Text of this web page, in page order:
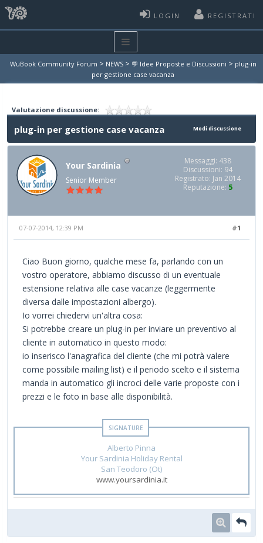
LOGIN REGISTRATI
WuBook Community Forum > NEWS > 💬 Idee Proposte e Discussioni > plug-in
per gestione case vacanza
Valutazione discussione:
Modi discussione
plug-in per gestione case vacanza
Your Sardinia
Senior Member
Messaggi: 438
Discussioni: 94
Registrato: Jan 2014
Reputazione: 5
#1
07-07-2014, 12:39 PM
Ciao Buon giorno, qualche mese fa, parlando con un
vostro operatore, abbiamo discusso di un eventuale
estensione relativa alle case vacanze (leggermente
diversa dalle impostazioni albergo).
Io vorrei chiedervi un'altra cosa:
Si potrebbe creare un plug-in per inviare un preventivo al
cliente in automatico in questo modo:
io inserisco l'anagrafica del cliente (che mi potrà valere
come possibile mailing list) e il periodo scelto e il sistema
manda in automatico gli incroci delle varie proposte con i
prezzi e le foto in base alle disponibilità.
Alberto Pinna
Your Sardinia Holiday Rental
San Teodoro (Ot)
www.yoursardinia.it